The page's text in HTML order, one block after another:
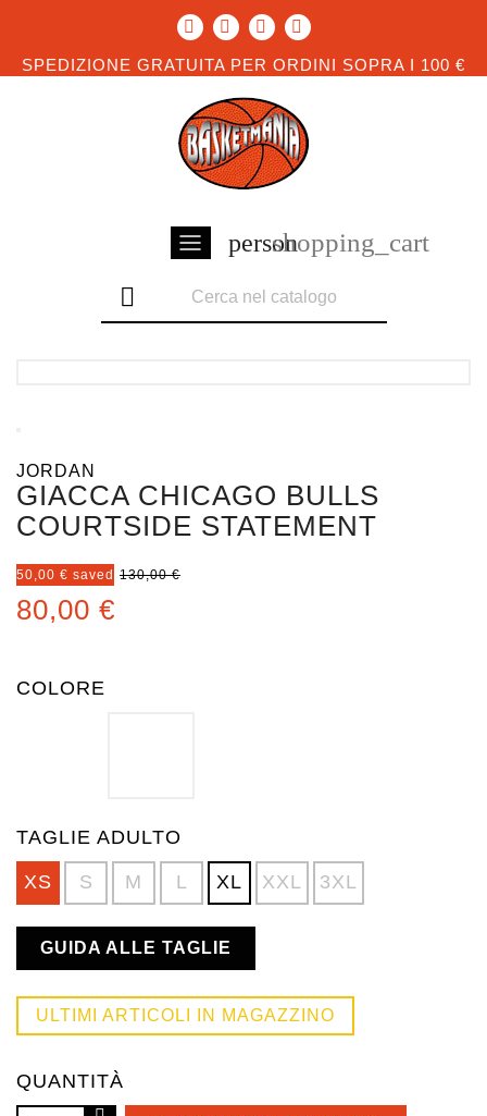
SPEDIZIONE GRATUITA PER ORDINI SOPRA I 100 €
personshopping_cart

JORDAN
GIACCA CHICAGO BULLS
COURTSIDE STATEMENT
50,00 € saved 130,00 €
80,00 €
COLORE
TAGLIE ADULTO
XS S M L XL XXL 3XL
GUIDA ALLE TAGLIE
ULTIMI ARTICOLI IN MAGAZZINO
QUANTITÀ